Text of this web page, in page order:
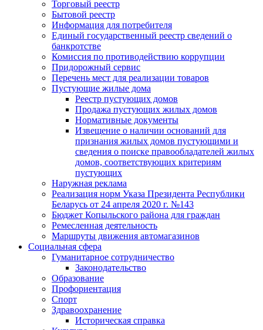
Торговый реестр
Бытовой реестр
Информация для потребителя
Единый государственный реестр сведений о
банкротстве
Комиссия по противодействию коррупции
Придорожный сервис
Перечень мест для реализации товаров
Пустующие жилые дома
Реестр пустующих домов
Продажа пустующих жилых домов
Нормативные документы
Извещение о наличии оснований для
признания жилых домов пустующими и
сведения о поиске правообладателей жилых
домов, соответствующих критериям
пустующих
Наружная реклама
Реализация норм Указа Президента Республики
Беларусь от 24 апреля 2020 г. №143
Бюджет Копыльского района для граждан
Ремесленная деятельность
Маршруты движения автомагазинов
Социальная сфера
Гуманитарное сотрудничество
Законодательство
Образование
Профориентация
Спорт
Здравоохранение
Историческая справка